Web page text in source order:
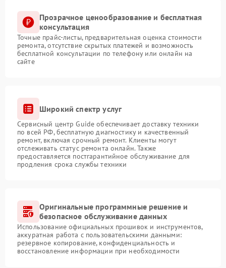
Прозрачное ценообразование и бесплатная
консультация
Точные прайс-листы, предварительная оценка стоимости
ремонта, отсутствие скрытых платежей и возможность
бесплатной консультации по телефону или онлайн на
сайте
Широкий спектр услуг
Сервисный центр Guide обеспечивает доставку техники
по всей РФ, бесплатную диагностику и качественный
ремонт, включая срочный ремонт. Клиенты могут
отслеживать статус ремонта онлайн. Также
предоставляется постгарантийное обслуживание для
продления срока службы техники
Оригинальные программные решение и
безопасное обслуживание данных
Использование официальных прошивок и инструментов,
аккуратная работа с пользовательскими данными:
резервное копирование, конфиденциальность и
восстановление информации при необходимости